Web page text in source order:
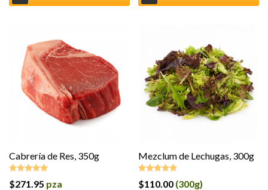
Cabrería de Res, 350g
Valorado en
$271.95 pza
Mezclum de Lechugas, 300g
Valorado en
$110.00 (300g)